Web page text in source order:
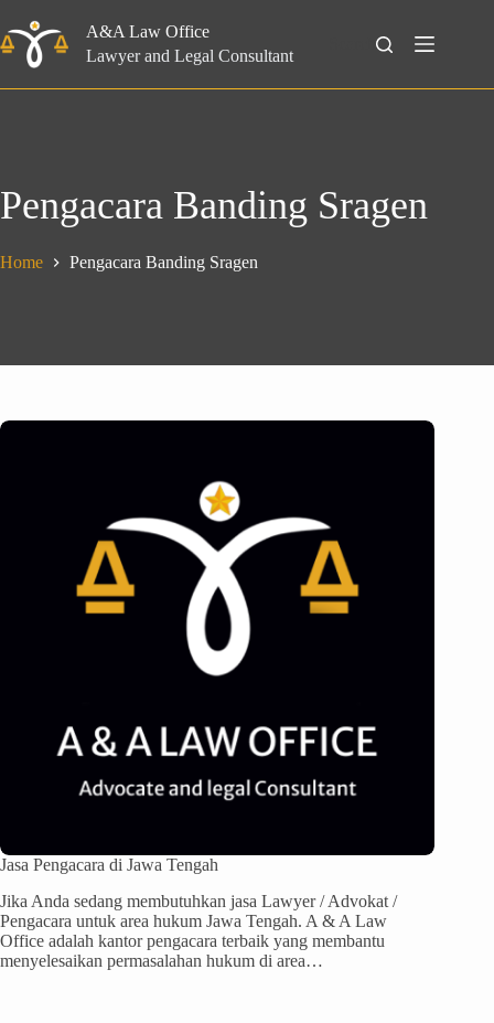
to
content
A&A Law Office
Lawyer and Legal Consultant
Search
Pengacara Banding Sragen
Home Pengacara Banding Sragen
Jasa Pengacara di Jawa Tengah
Jika Anda sedang membutuhkan jasa Lawyer / Advokat /
Pengacara untuk area hukum Jawa Tengah. A & A Law
Office adalah kantor pengacara terbaik yang membantu
menyelesaikan permasalahan hukum di area…